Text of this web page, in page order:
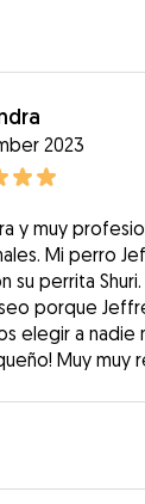
2023
y muy
Mi perro
su perrita
porque
elegir a nadie
Muy muy